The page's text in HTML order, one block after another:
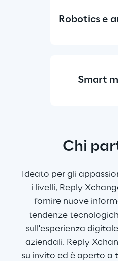
Robotics e
Smart
Chi
Ideato per gli
i livelli, Reply
fornire nuove
tendenze
sull'esperienza
aziendali. Reply
su invito ed è aperto a